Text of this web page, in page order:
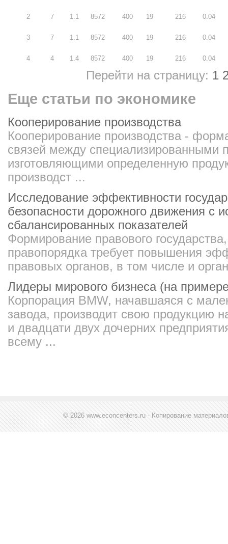
2 7 1.1 8572 400 19 216 0.04
3 7 1.1 8572 400 19 216 0.04
4 4 1.4 8572 400 19 216 0.04
Перейти на страницу: 1
Еще статьи по экономике
Кооперирование производства
Кооперирование производства -
связей между специализированными
изготовляющими определенную
производст ...
Исследование эффективности
безопасности дорожного движения с
сбалансированных показателей
Формирование правового
правопорядка требует повышения
правовых органов, в том числе и
Лидеры мирового бизнеса (на
Корпорация BMW, начавшаяся с
завода, производит свою продукцию
и двадцати двух дочерних
всему ...
© 2026 www.econcenters.ru - Копирование